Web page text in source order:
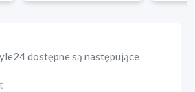
dostępne są następujące